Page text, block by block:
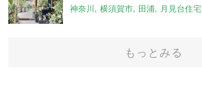
神奈川 横須賀市 田浦 月見台住宅
もっとみる